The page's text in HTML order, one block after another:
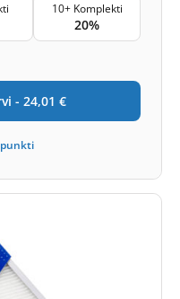
10+ Komplekti
20%
- 24,01 €
punkti